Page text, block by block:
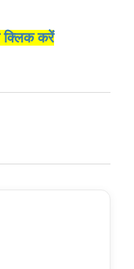
क्लिक करें